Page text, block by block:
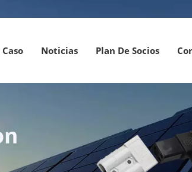
Caso Noticias Plan De Socios